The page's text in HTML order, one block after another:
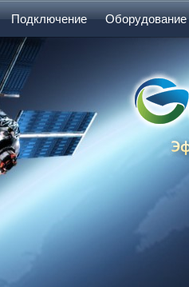
Подключение Оборудование